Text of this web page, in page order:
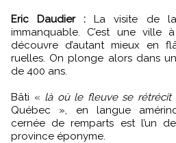
Eric Daudier : La visite de
immanquable. C’est une ville
découvre d’autant mieux en
ruelles. On plonge alors dans
de 400 ans.
Bâti « là où le fleuve se rétrécit
Québec », en langue
cernée de remparts est l’un
province éponyme.